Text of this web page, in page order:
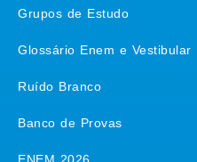
Grupos de Estudo
Glossário Enem e Vestibular
Ruído Branco
Banco de Provas
ENEM 2026